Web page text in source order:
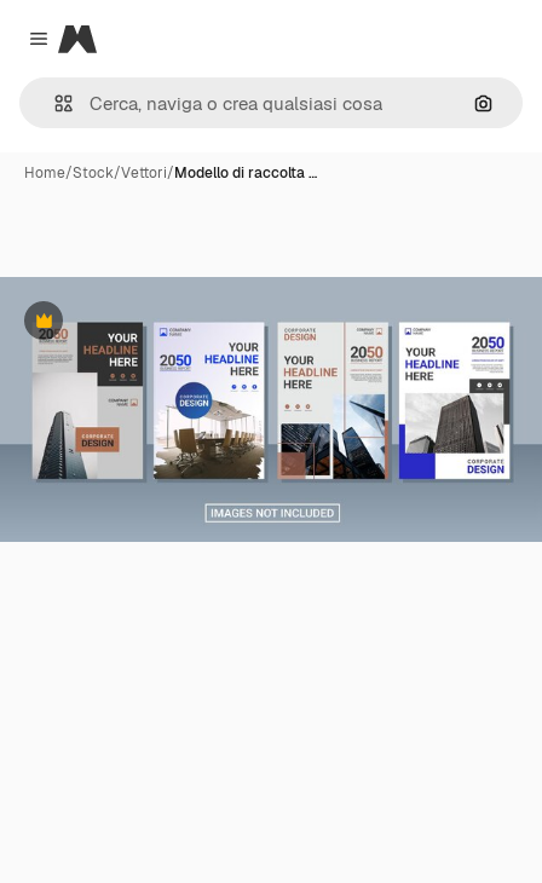
Close menu
Magnific
Cerca
Home/Stock/Vettori/Modello di raccolta …
Premium